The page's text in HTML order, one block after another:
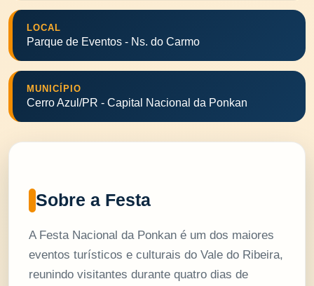
LOCAL
Parque de Eventos - Ns. do Carmo
MUNICÍPIO
Cerro Azul/PR - Capital Nacional da Ponkan
Sobre a Festa
A Festa Nacional da Ponkan é um dos maiores
eventos turísticos e culturais do Vale do Ribeira,
reunindo visitantes durante quatro dias de